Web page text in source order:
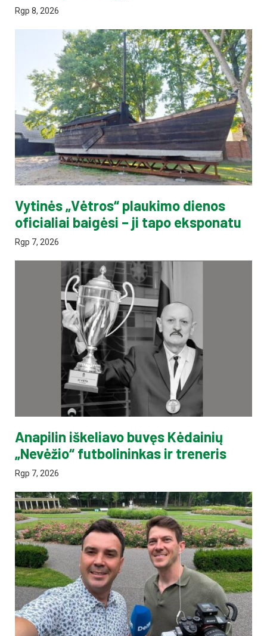
Rgp 8, 2026
Vytinės „Vėtros“ plaukimo dienos
oficialiai baigėsi – ji tapo eksponatu
Rgp 7, 2026
Anapilin iškeliavo buvęs Kėdainių
„Nevėžio“ futbolininkas ir treneris
Rgp 7, 2026